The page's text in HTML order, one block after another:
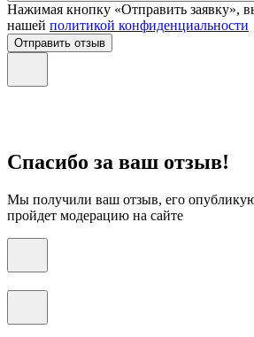
Нажимая кнопку «Отправить заявку»,
нашей политикой конфиденциальности
Отправить отзыв
Спасибо за ваш отзыв!
Мы получили ваш отзыв, его
пройдет модерацию на сайте